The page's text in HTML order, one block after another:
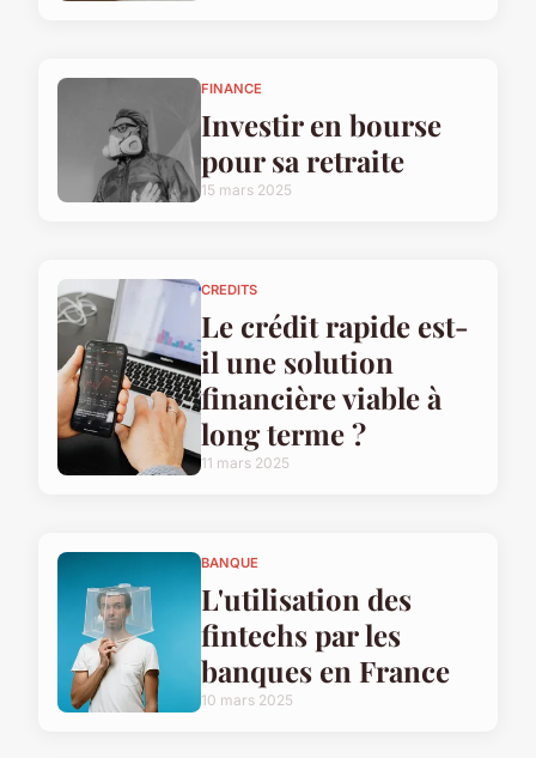
FINANCE
Investir en bourse
pour sa retraite
15 mars 2025
CREDITS
Le crédit rapide est-
il une solution
financière viable à
long terme ?
11 mars 2025
BANQUE
L'utilisation des
fintechs par les
banques en France
10 mars 2025